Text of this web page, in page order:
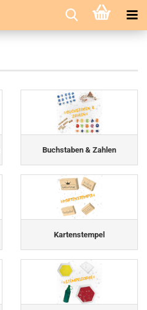
Buchstaben & Zahlen
Kartenstempel